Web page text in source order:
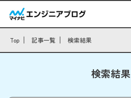
Top 記事一覧 検索結果
検索結果